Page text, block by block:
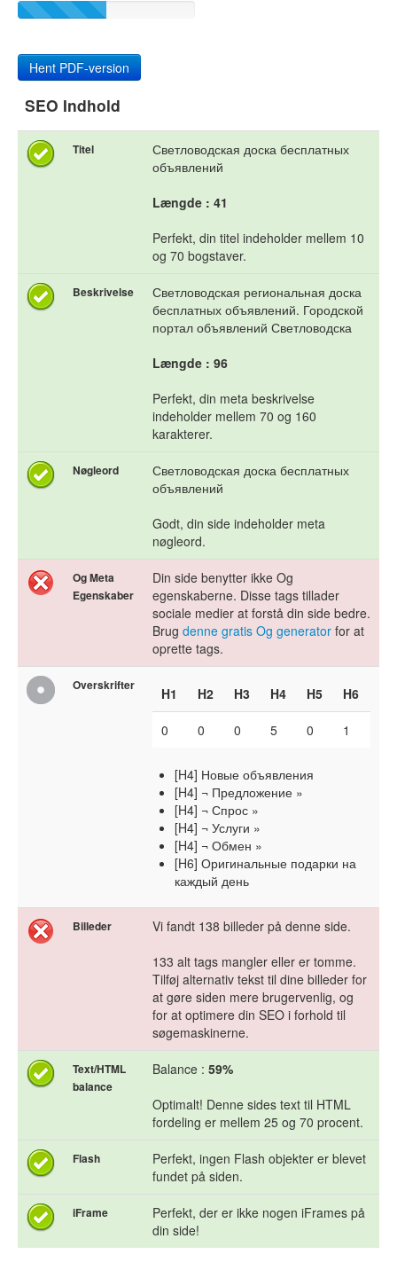
Hent PDF-version
SEO Indhold
Titel
Светловодская доска бесплатных
объявлений
Længde : 41
Perfekt, din titel indeholder mellem 10
og 70 bogstaver.
Beskrivelse
Светловодская региональная доска
бесплатных объявлений. Городской
портал объявлений Светловодска
Længde : 96
Perfekt, din meta beskrivelse
indeholder mellem 70 og 160
karakterer.
Nøgleord
Светловодская доска бесплатных
объявлений
Godt, din side indeholder meta
nøgleord.
Og Meta
Egenskaber
Din side benytter ikke Og
egenskaberne. Disse tags tillader
sociale medier at forstå din side bedre.
Brug denne gratis Og generator for at
oprette tags.
Overskrifter H1 H2 H3 H4 H5 H6
0 0 0 5 0 1
[H4] Новые объявления
[H4] ¬ Предложение »
[H4] ¬ Спрос »
[H4] ¬ Услуги »
[H4] ¬ Обмен »
[H6] Оригинальные подарки на
каждый день
Billeder
Vi fandt 138 billeder på denne side.
133 alt tags mangler eller er tomme.
Tilføj alternativ tekst til dine billeder for
at gøre siden mere brugervenlig, og
for at optimere din SEO i forhold til
søgemaskinerne.
Text/HTML
balance
Balance : 59%
Optimalt! Denne sides text til HTML
fordeling er mellem 25 og 70 procent.
Flash
Perfekt, ingen Flash objekter er blevet
fundet på siden.
iFrame
Perfekt, der er ikke nogen iFrames på
din side!